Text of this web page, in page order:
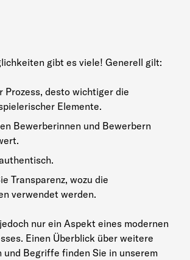
gibt es viele! Generell gilt:
Prozess, desto wichtiger die
Elemente.
Bewerberinnen und Bewerbern
Transparenz, wozu die
verwendet werden.
nur ein Aspekt eines modernen
Einen Überblick über weitere
und Begriffe finden Sie in unserem